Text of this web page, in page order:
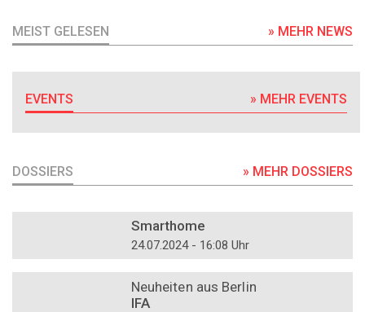
MEIST GELESEN » MEHR NEWS
EVENTS » MEHR EVENTS
DOSSIERS » MEHR DOSSIERS
Smarthome
24.07.2024 - 16:08 Uhr
Neuheiten aus Berlin
IFA